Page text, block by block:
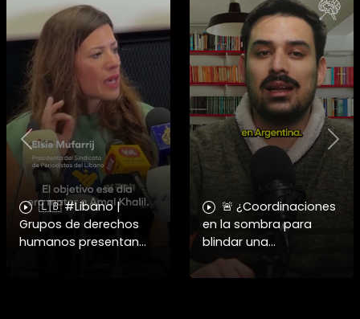
🇱🇧 #Libano |
Grupos de derechos
humanos presentan
🚨 ¿Coordinaciones
en la sombra para
blindar una
candidatura
presidencial? Nuevos
Previous